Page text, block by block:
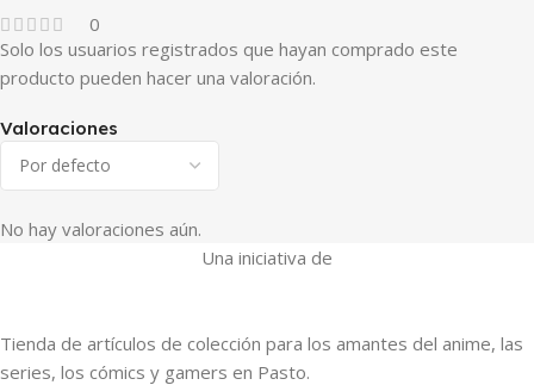
0
Valoraciones
No hay valoraciones aún.
Solo los usuarios registrados que hayan comprado este
producto pueden hacer una valoración.
Una iniciativa de
Tienda de artículos de colección para los amantes del anime, las
series, los cómics y gamers en Pasto.